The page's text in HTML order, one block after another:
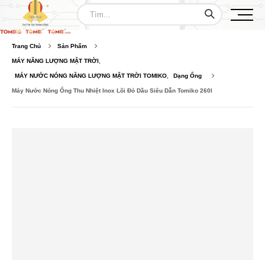
Trang Chủ Sản Phẩm
MÁY NĂNG LƯỢNG MẶT TRỜI
MÁY NƯỚC NÓNG NĂNG LƯỢNG MẶT TRỜI TOMIKO Dạng Ống
Máy Nước Nóng Ống Thu Nhiệt Inox Lõi Đỏ Dầu Siêu Dẫn Tomiko 260l